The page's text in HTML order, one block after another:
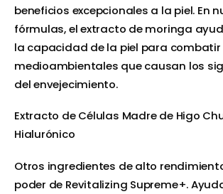
beneficios excepcionales a la piel. En
fórmulas, el extracto de moringa
la capacidad de la piel para
medioambientales que causan los
del envejecimiento.
Extracto de Células Madre de Higo
Hialurónico
Otros ingredientes de alto
poder de Revitalizing Supreme+.